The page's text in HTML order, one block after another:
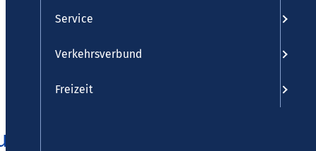
garantiert
Service
Verkehrsverbund
Freizeit